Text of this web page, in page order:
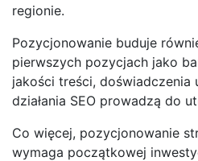
regionie.
Pozycjonowanie buduje
pierwszych pozycjach jako
jakości treści, doświadczenia
działania SEO prowadzą do
Co więcej, pozycjonowanie
wymaga początkowej